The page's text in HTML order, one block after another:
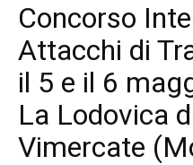
Concorso
Attacchi di
il 5 e il 6
La Lodovica
Vimercate